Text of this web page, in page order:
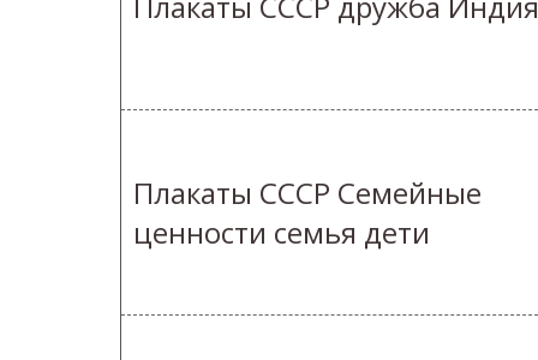
Плакаты СССР Семейные
ценности семья дети